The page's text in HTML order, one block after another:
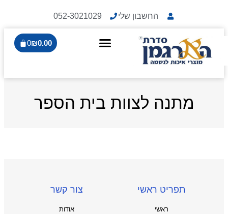
החשבון שלי 052-3021029
₪0.00
0
מתנה לצוות בית הספר
תפריט ראשי
ראשי
צור קשר
אודות